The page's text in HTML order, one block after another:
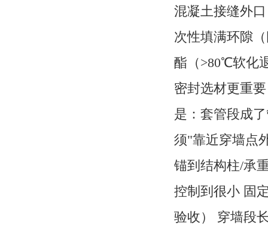
混凝土接缝外
次性填满环隙
酯（>80℃软化
密封选材更重
是：套管段成
须"靠近穿墙点
锚到结构柱/承
控制到很小 固
验收） 穿墙段